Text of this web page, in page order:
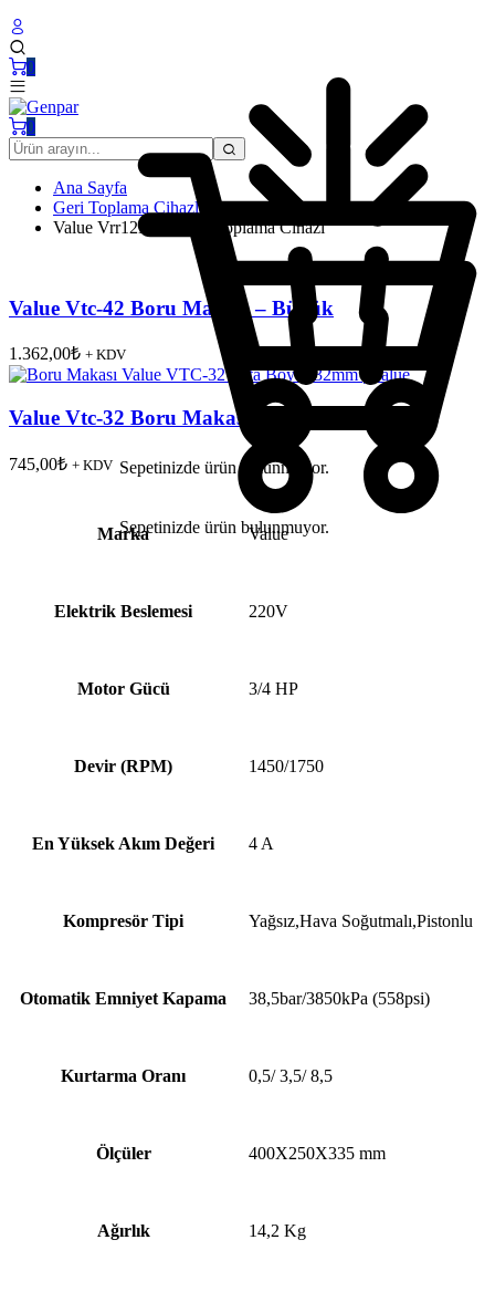
0
Sepetinizde ürün bulunmuyor.
0
Sepetinizde ürün bulunmuyor.
Ana Sayfa
Geri Toplama Cihazları
Value Vrr12L-Os Geri Toplama Cihazı
Value Vtc-42 Boru Makası – Büyük
1.362,00₺ + KDV
Value Vtc-32 Boru Makası – Orta
745,00₺ + KDV
Marka Value
Elektrik Beslemesi 220V
Motor Gücü 3/4 HP
Devir (RPM) 1450/1750
En Yüksek Akım Değeri 4 A
Kompresör Tipi Yağsız,Hava Soğutmalı,Pistonlu
Otomatik Emniyet Kapama 38,5bar/3850kPa (558psi)
Kurtarma Oranı 0,5/ 3,5/ 8,5
Ölçüler 400X250X335 mm
Ağırlık 14,2 Kg